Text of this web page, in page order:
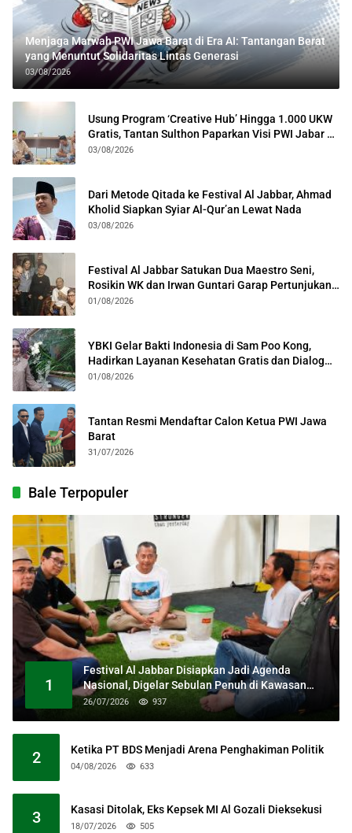
Menjaga Marwah PWI Jawa Barat di Era AI: Tantangan Berat
yang Menuntut Solidaritas Lintas Generasi
03/08/2026
Usung Program ‘Creative Hub’ Hingga 1.000 UKW
Gratis, Tantan Sulthon Paparkan Visi PWI Jabar di
Kota Bogor
03/08/2026
Dari Metode Qitada ke Festival Al Jabbar, Ahmad
Kholid Siapkan Syiar Al-Qur’an Lewat Nada
03/08/2026
Festival Al Jabbar Satukan Dua Maestro Seni,
Rosikin WK dan Irwan Guntari Garap Pertunjukan
Kolosal
01/08/2026
YBKI Gelar Bakti Indonesia di Sam Poo Kong,
Hadirkan Layanan Kesehatan Gratis dan Dialog
Kebangsaan
01/08/2026
Tantan Resmi Mendaftar Calon Ketua PWI Jawa
Barat
31/07/2026
Bale Terpopuler
1
Festival Al Jabbar Disiapkan Jadi Agenda
Nasional, Digelar Sebulan Penuh di Kawasan
Masjid Raya Al Jabbar
26/07/2026 937
2 Ketika PT BDS Menjadi Arena Penghakiman Politik
04/08/2026 633
3 Kasasi Ditolak, Eks Kepsek MI Al Gozali Dieksekusi
18/07/2026 505